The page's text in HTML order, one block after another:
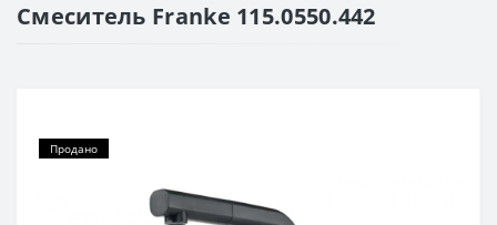
Смеситель Franke 115.0550.442
Продано